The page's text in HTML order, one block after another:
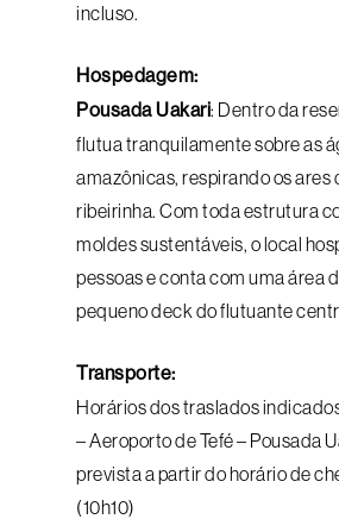
incluso.
Hospedagem:
Pousada Uakari: Dentro da
flutua tranquilamente sobre as
amazônicas, respirando os ares
ribeirinha. Com toda estrutura
moldes sustentáveis, o local
pessoas e conta com uma área
pequeno deck do flutuante
Transporte:
Horários dos traslados
– Aeroporto de Tefé – Pousada
prevista a partir do horário de
(10h10)